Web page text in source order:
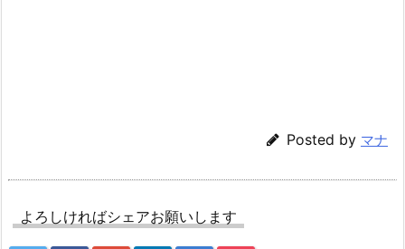
Posted by マナ
よろしければシェアお願いします